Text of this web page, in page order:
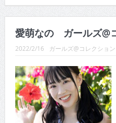
2022/2/16 ガールズ@コレクション